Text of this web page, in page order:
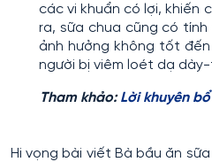
các vi khuẩn có lợi, khiến
ra, sữa chua cũng có
ảnh hưởng không tốt
người bị viêm loét dạ
Tham khảo:Lời khuyên
Hi vọng bài viết Bà bầu ăn